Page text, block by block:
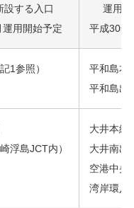
設する入口
用開始予定
運用
平成30年
1参照）
平和島本
平和島出
浮島JCT内）
大井本線
大井南出
空港中央
湾岸環八